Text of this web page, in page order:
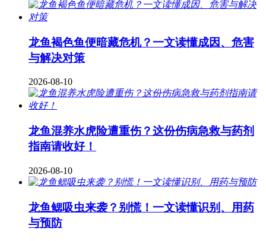
龙鱼褐色鱼便暗藏危机？一文读懂成因、危害
与解决对策
2026-08-10
龙鱼混养水虎险遭重伤？这份伤病急救与药剂
指南请收好！
2026-08-10
龙鱼鳃吸虫来袭？别慌！一文读懂识别、用药
与预防